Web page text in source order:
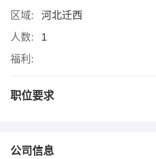
区域:
河北迁西
人数:
1
福利:
职位要求
公司信息